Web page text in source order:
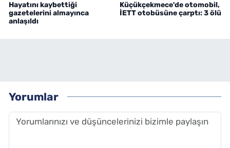
Hayatını kaybettiği
gazetelerini almayınca
anlaşıldı
Küçükçekmece'de otomobil,
İETT otobüsüne çarptı: 3 ölü
Yorumlar